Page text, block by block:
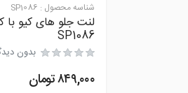
شناسه محصول : SP1086
لنت جلو های کیو با
SP1086
بدون
۸۴۹,۰۰۰تومان